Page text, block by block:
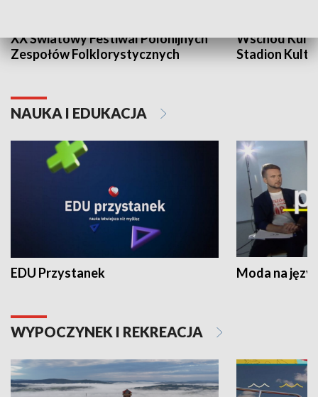
XX Światowy Festiwal Polonijnych
Zespołów Folklorystycznych
Wschód
Stadion
NAUKA I EDUKACJA
EDU Przystanek Moda na
WYPOCZYNEK I REKREACJA